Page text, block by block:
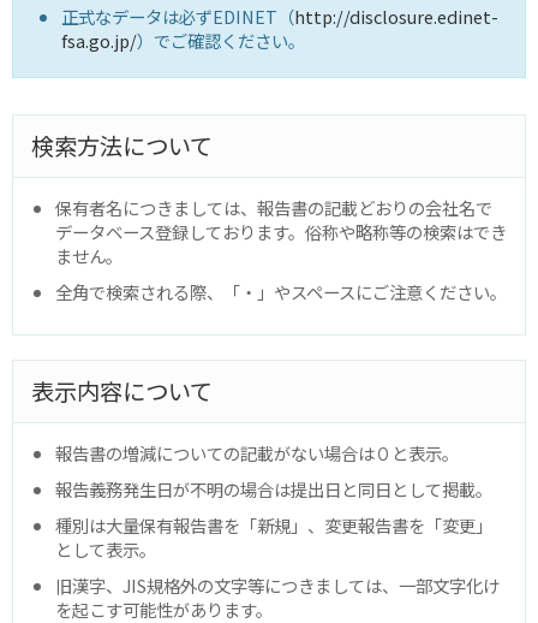
正式なデータは必ずEDINET（http://disclosure.edinet-
fsa.go.jp/）でご確認ください。
検索方法について
保有者名につきましては、報告書の記載どおりの会社名で
データベース登録しております。俗称や略称等の検索はでき
ません。
全角で検索される際、「・」やスペースにご注意ください。
表示内容について
報告書の増減についての記載がない場合は０と表示。
報告義務発生日が不明の場合は提出日と同日として掲載。
種別は大量保有報告書を「新規」、変更報告書を「変更」
として表示。
旧漢字、JIS規格外の文字等につきましては、一部文字化け
を起こす可能性があります。